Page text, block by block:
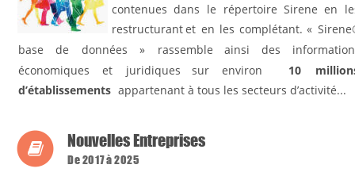
contenues dans le répertoire Sirene en
restructurantet en les complétant. «
base
de données » rassemble ainsi des
économiques
et juridiques sur environ 10
d’établissements
  appartenant à tous les secteurs d’activité...
 Nouvelles Entreprises
De 2017 à 2025